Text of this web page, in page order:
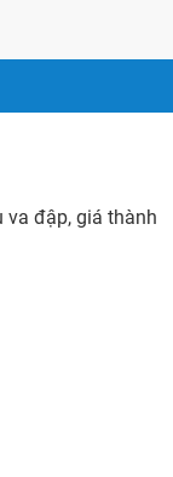
va đập, giá thành